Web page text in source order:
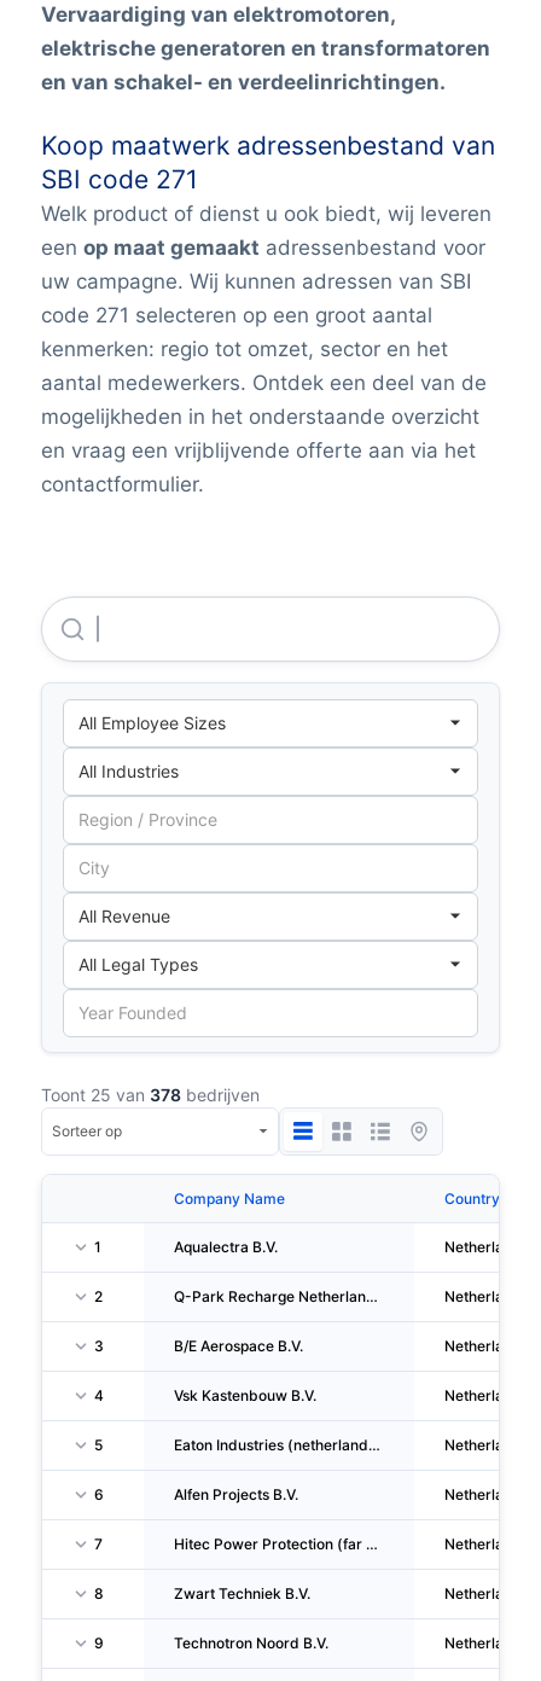
Vervaardiging van elektromotoren,
elektrische generatoren en transformatoren
en van schakel- en verdeelinrichtingen.
Koop maatwerk adressenbestand van
SBI code 271
Welk product of dienst u ook biedt, wij leveren
een op maat gemaakt adressenbestand voor
uw campagne. Wij kunnen adressen van SBI
code 271 selecteren op een groot aantal
kenmerken: regio tot omzet, sector en het
aantal medewerkers. Ontdek een deel van de
mogelijkheden in het onderstaande overzicht
en vraag een vrijblijvende offerte aan via het
contactformulier.
Toont 25 van 378 bedrijven
Company Name Country
1 Aqualectra B.V. Netherlands
2 Q-Park Recharge Netherlands B.V. Netherlands
3 B/E Aerospace B.V. Netherlands
4 Vsk Kastenbouw B.V. Netherlands
5 Eaton Industries (netherlands) B.V. Netherlands
6 Alfen Projects B.V. Netherlands
7 Hitec Power Protection (far East) B.V. Netherlands
8 Zwart Techniek B.V. Netherlands
9 Technotron Noord B.V. Netherlands